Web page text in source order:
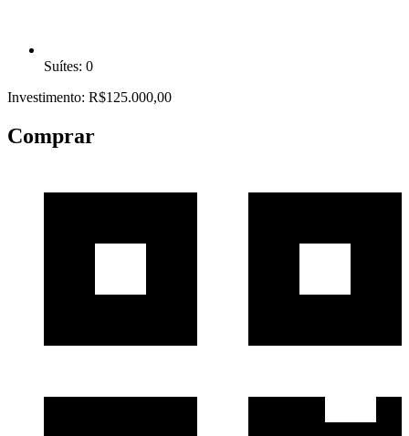
Suítes: 0
Investimento: R$125.000,00
Comprar